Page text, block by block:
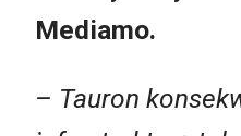
Mediamo.
– Tauron